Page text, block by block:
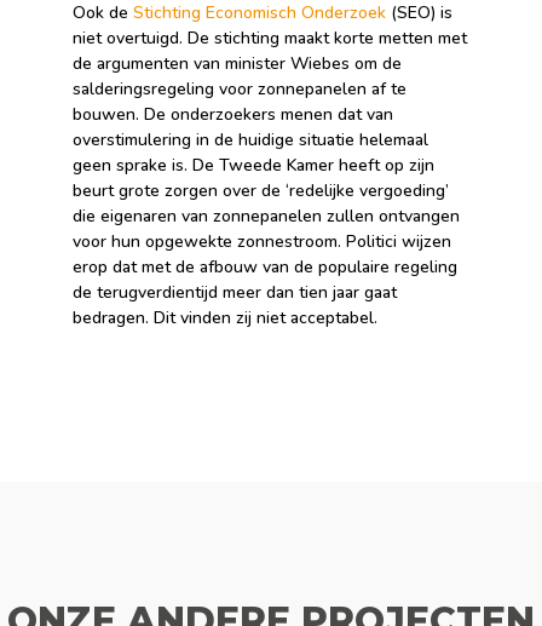
Ook de Stichting Economisch Onderzoek (SEO) is
niet overtuigd. De stichting maakt korte metten met
de argumenten van minister Wiebes om de
salderingsregeling voor zonnepanelen af te
bouwen. De onderzoekers menen dat van
overstimulering in de huidige situatie helemaal
geen sprake is. De Tweede Kamer heeft op zijn
beurt grote zorgen over de ‘redelijke vergoeding’
die eigenaren van zonnepanelen zullen ontvangen
voor hun opgewekte zonnestroom. Politici wijzen
erop dat met de afbouw van de populaire regeling
de terugverdientijd meer dan tien jaar gaat
bedragen. Dit vinden zij niet acceptabel.